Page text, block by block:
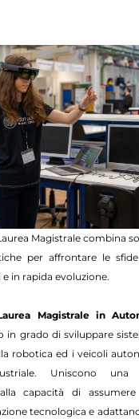
Magistrale combina
per affrontare le sfide
in rapida evoluzione.
Magistrale in
in grado di sviluppare
robotica ed i veicoli
Uniscono una
capacità di
tecnologica e